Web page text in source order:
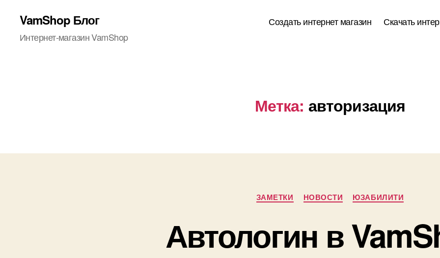
VamShop Блог
Интернет-магазин VamShop
Создать интернет магазин Скачать
Метка: авторизация
Рубрики
ЗАМЕТКИ НОВОСТИ ЮЗАБИЛИТИ
Автологин в